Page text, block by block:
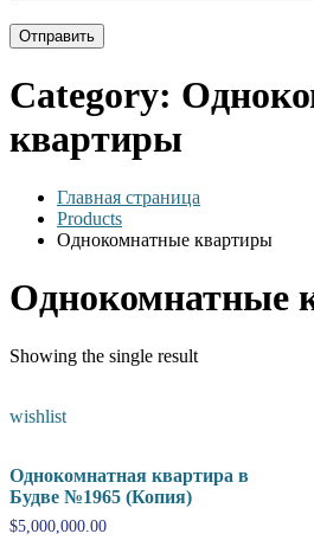
Category:
квартиры
Главная страница
Products
Однокомнатные квартиры
Однокомнатные
Showing the single result
wishlist
Однокомнатная квартира в
Будве №1965 (Копия)
$5,000,000.00